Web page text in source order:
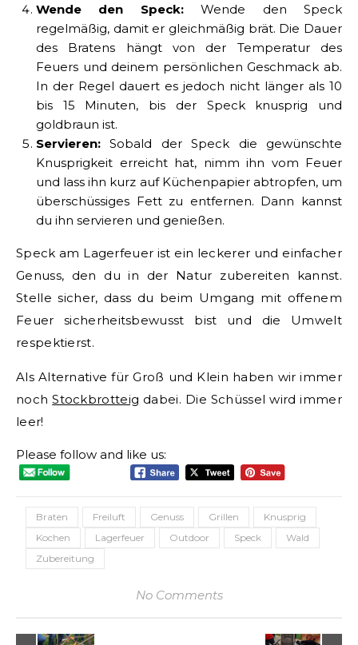
Wende den Speck:Wende den Speck
regelmäßig, damit er gleichmäßig brät. Die Dauer
des Bratens hängt von der Temperatur des
Feuers und deinem persönlichen Geschmack ab.
In der Regel dauert es jedoch nicht länger als 10
bis 15 Minuten, bis der Speck knusprig und
goldbraun ist.
Servieren: Sobald der Speck die gewünschte
Knusprigkeit erreicht hat, nimm ihn vom Feuer
und lass ihn kurz auf Küchenpapier abtropfen, um
überschüssiges Fett zu entfernen. Dann kannst
du ihn servieren und genießen.
Speck am Lagerfeuer ist ein leckerer und einfacher
Genuss, den du in der Natur zubereiten kannst.
Stelle sicher, dass du beim Umgang mit offenem
Feuer sicherheitsbewusst bist und die Umwelt
respektierst.
Als Alternative für Groß und Klein haben wir immer
nochStockbrotteig dabei. Die Schüssel wird immer
leer!
Please follow and like us:
Braten Freiluft Genuss Grillen
Knusprig
Kochen
Lagerfeuer Outdoor Speck
Wald
Zubereitung
No Comments